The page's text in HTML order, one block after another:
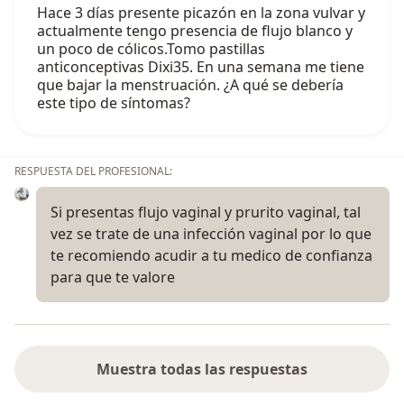
Hace 3 días presente picazón en la zona vulvar y
actualmente tengo presencia de flujo blanco y
un poco de cólicos.Tomo pastillas
anticonceptivas Dixi35. En una semana me tiene
que bajar la menstruación. ¿A qué se debería
este tipo de síntomas?
RESPUESTA DEL PROFESIONAL:
Si presentas flujo vaginal y prurito vaginal, tal
vez se trate de una infección vaginal por lo que
te recomiendo acudir a tu medico de confianza
para que te valore
Muestra todas las respuestas